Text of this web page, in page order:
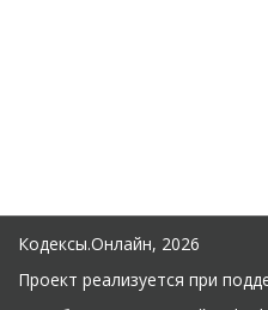
Кодексы.Онлайн, 2026
Проект реализуется при